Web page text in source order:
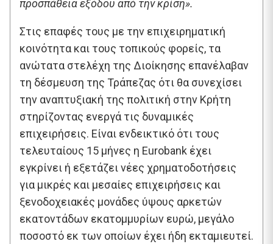
προσπάθεια εξόδου από την κρίση».
Στις επαφές τους με την επιχειρηματική
κοινότητα και τους τοπικούς φορείς, τα
ανώτατα στελέχη της Διοίκησης επανέλαβαν
τη δέσμευση της Τράπεζας ότι θα συνεχίσει
την αναπτυξιακή της πολιτική στην Κρήτη
στηρίζοντας ενεργά τις δυναμικές
επιχειρήσεις. Είναι ενδεικτικό ότι τους
τελευταίους 15 μήνες η Eurobank έχει
εγκρίνει ή εξετάζει νέες χρηματοδοτήσεις
για μικρές και μεσαίες επιχειρήσεις και
ξενοδοχειακές μονάδες ύψους αρκετών
εκατοντάδων εκατομμυρίων ευρώ, μεγάλο
ποσοστό εκ των οποίων έχει ήδη εκταμιευτεί.